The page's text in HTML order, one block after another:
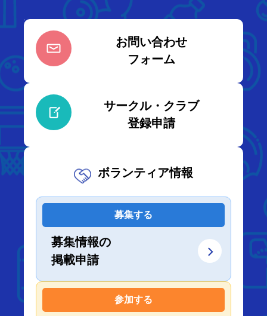
お問い合わせ
フォーム
サークル・クラブ
登録申請
ボランティア情報
募集する
募集情報の
掲載申請
参加する